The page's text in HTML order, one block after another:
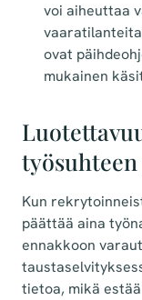
voi aiheuttaa
ovat
mukainen
Kun
päättää aina
ennakkoon
tietoa, mikä